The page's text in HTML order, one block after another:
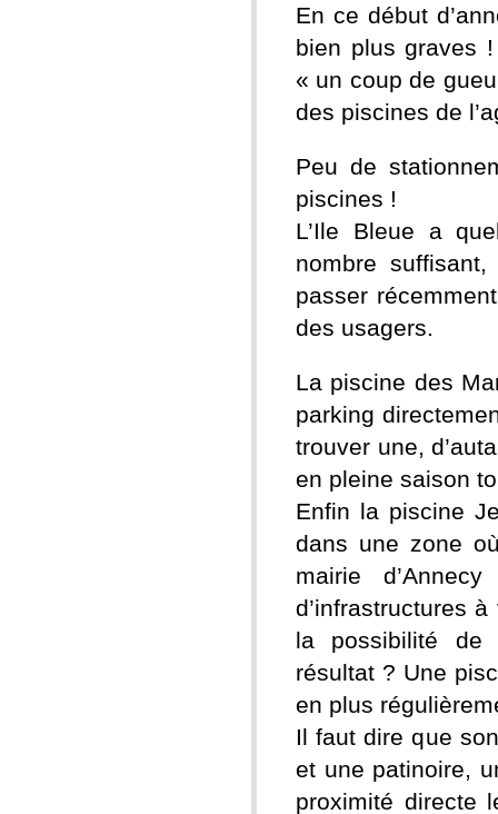
En ce début
bien plus graves
« un coup de
des piscines de
Peu de
piscines !
L’Ile Bleue a
nombre
passer
des usagers.
La piscine des
parking
trouver une,
en pleine saison
Enfin la piscine
dans une zone
mairie
d’infrastructures
la possibilité de
résultat ? Une
en plus
Il faut dire que
et une patinoire,
proximité directe